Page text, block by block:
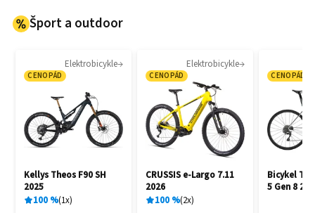
Šport a outdoor
Elektrobicykle
CENOPÁD
Kellys Theos F90 SH
2025
100% 1x
Elektrobicykle
CENOPÁD
CRUSSIS e-Largo 7.11
2026
100% 2x
CENOPÁD
Bicykel
5 Gen 8